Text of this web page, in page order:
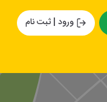
ورود | ثبت نام